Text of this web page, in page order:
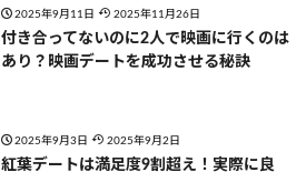
2025年9月11日 2025年11月26日
付き合ってないのに2人で映画に行くのは
あり？映画デートを成功させる秘訣
2025年9月3日 2025年9月2日
紅葉デートは満足度9割超え！実際に良